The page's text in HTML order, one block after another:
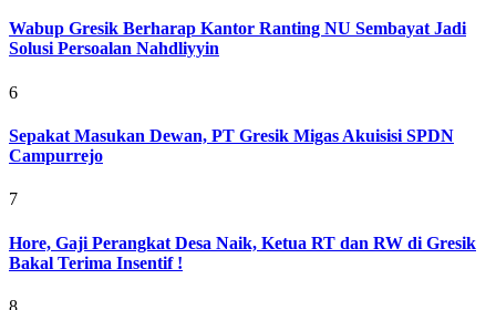
Wabup Gresik Berharap Kantor Ranting NU Sembayat Jadi
Solusi Persoalan Nahdliyyin
6
Sepakat Masukan Dewan, PT Gresik Migas Akuisisi SPDN
Campurrejo
7
Hore, Gaji Perangkat Desa Naik, Ketua RT dan RW di Gresik
Bakal Terima Insentif !
8